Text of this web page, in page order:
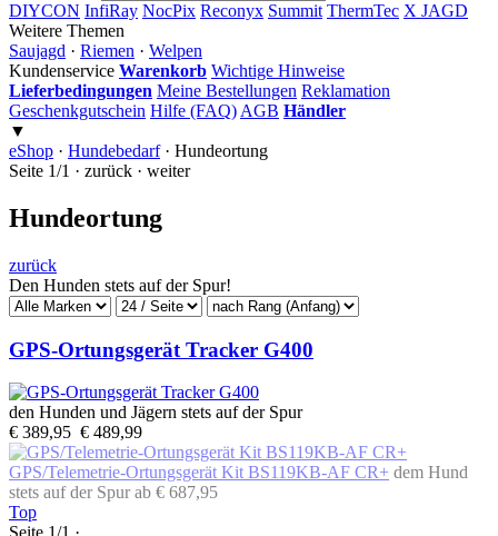
DIYCON InfiRay NocPix Reconyx Summit ThermTec X JAGD
Weitere Themen
Saujagd · Riemen · Welpen
Kundenservice Warenkorb Wichtige Hinweise
Lieferbedingungen Meine Bestellungen Reklamation
Geschenkgutschein Hilfe (FAQ) AGB Händler
▼
eShop · Hundebedarf· Hundeortung
Seite 1/1 · zurück · weiter
Hundeortung
zurück
Den Hunden stets auf der Spur!
GPS-Ortungsgerät Tracker G400
den Hunden und Jägern stets auf der Spur
€ 389,95 € 489,99
GPS/Telemetrie-Ortungsgerät Kit BS119KB-AF CR+ dem Hund
stets auf der Spur ab € 687,95
Top